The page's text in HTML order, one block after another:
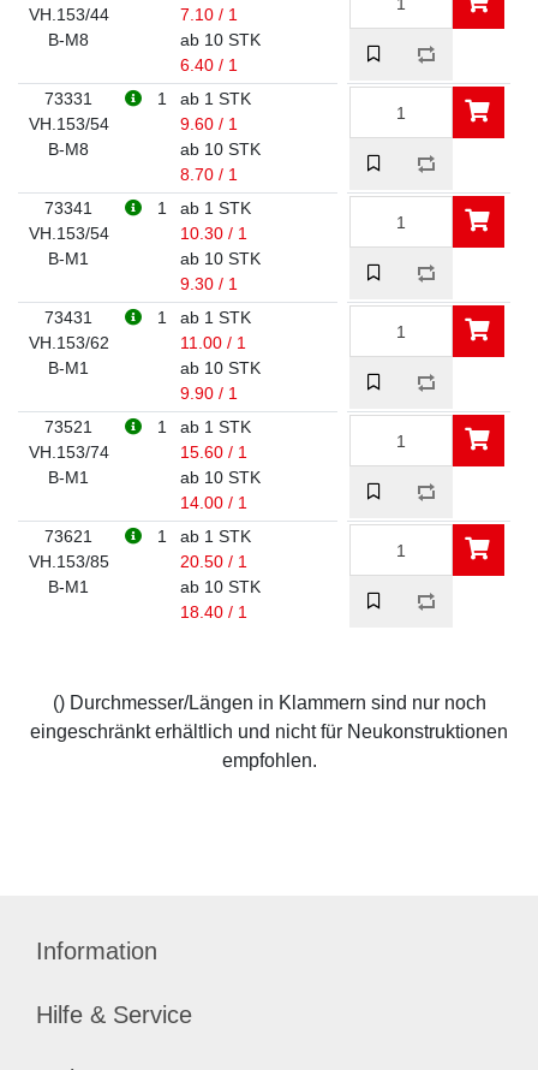
VH.153/44
B-M8
7.10 / 1
ab 10 STK
6.40 / 1
73331
VH.153/54
B-M8
1
ab 1 STK
9.60 / 1
ab 10 STK
8.70 / 1
73341
VH.153/54
B-M1
1
ab 1 STK
10.30 / 1
ab 10 STK
9.30 / 1
73431
VH.153/62
B-M1
1
ab 1 STK
11.00 / 1
ab 10 STK
9.90 / 1
73521
VH.153/74
B-M1
1
ab 1 STK
15.60 / 1
ab 10 STK
14.00 / 1
73621
VH.153/85
B-M1
1
ab 1 STK
20.50 / 1
ab 10 STK
18.40 / 1
() Durchmesser/Längen in Klammern sind nur noch
eingeschränkt erhältlich und nicht für Neukonstruktionen
empfohlen.
Information
Hilfe & Service